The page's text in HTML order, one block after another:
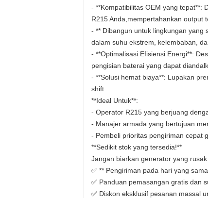
- **Kompatibilitas OEM yang tepat**:
R215 Anda,mempertahankan output
- ** Dibangun untuk lingkungan
dalam suhu ekstrem, kelembaban,
- **Optimalisasi Efisiensi Energi**:
pengisian baterai yang dapat
- **Solusi hemat biaya**: Lupakan
shift.
**Ideal Untuk**:
- Operator R215 yang berjuang
- Manajer armada yang bertujuan
- Pembeli prioritas pengiriman cepat
**Sedikit stok yang tersedia!**
Jangan biarkan generator yang
✅ ** Pengiriman pada hari yang
✅ Panduan pemasangan gratis dan
✅ Diskon eksklusif pesanan massal